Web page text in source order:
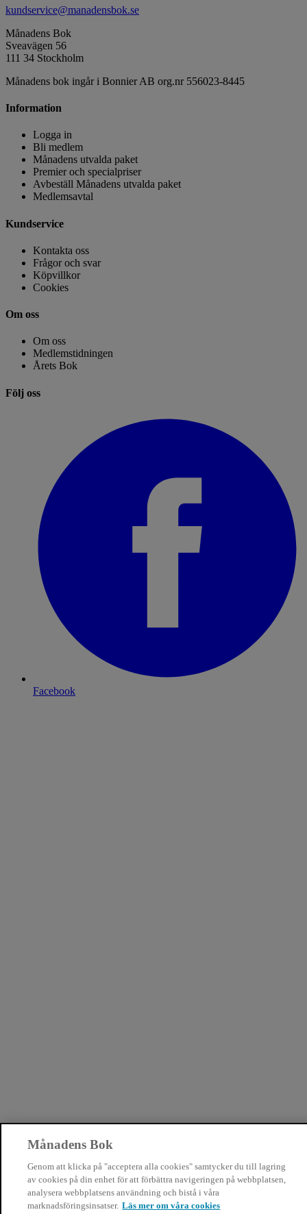
kundservice@manadensbok.se
Månadens Bok
Sveavägen 56
111 34 Stockholm
Månadens bok ingår i Bonnier AB org.nr 556023-8445
Information
Logga in
Bli medlem
Månadens utvalda paket
Premier och specialpriser
Avbeställ Månadens utvalda paket
Medlemsavtal
Kundservice
Kontakta oss
Frågor och svar
Köpvillkor
Cookies
Om oss
Om oss
Medlemstidningen
Årets Bok
Följ oss
Facebook
Månadens Bok
Genom att klicka på "acceptera alla cookies" samtycker du till lagring
av cookies på din enhet för att förbättra navigeringen på webbplatsen,
analysera webbplatsens användning och bistå i våra
marknadsföringsinsatser. Läs mer om våra cookies